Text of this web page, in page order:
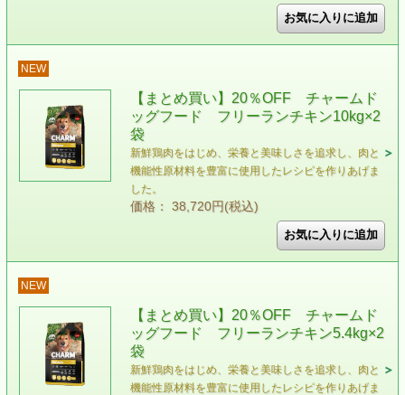
NEW
【まとめ買い】20％OFF チャームド
ッグフード フリーランチキン10kg×2
袋
新鮮鶏肉をはじめ、栄養と美味しさを追求し、肉と
機能性原材料を豊富に使用したレシピを作りあげま
した。
価格： 38,720円(税込)
NEW
【まとめ買い】20％OFF チャームド
ッグフード フリーランチキン5.4kg×2
袋
新鮮鶏肉をはじめ、栄養と美味しさを追求し、肉と
機能性原材料を豊富に使用したレシピを作りあげま